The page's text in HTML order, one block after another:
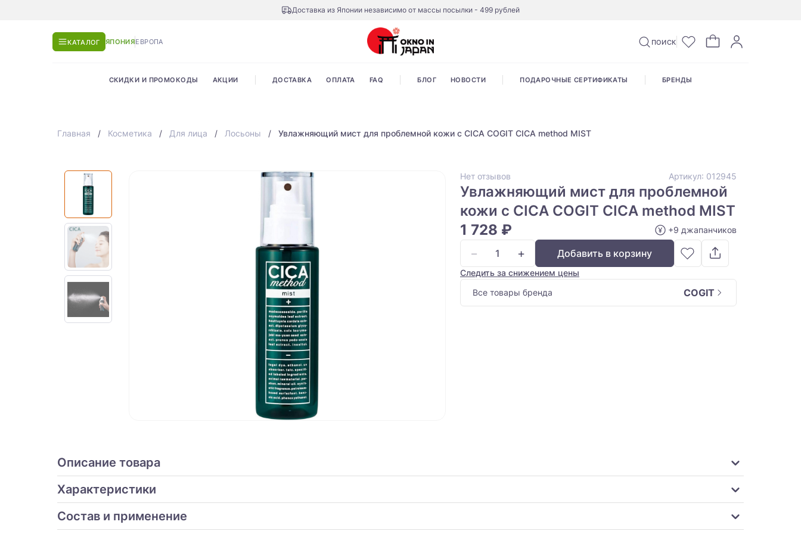
Доставка из Японии независимо от массы посылки - 499 рублей
КАТАЛОГ ЯПОНИЯЕВРОПА ПОИСК
СКИДКИ И ПРОМОКОДЫ АКЦИИ ДОСТАВКА ОПЛАТА FAQ БЛОГ НОВОСТИ ПОДАРОЧНЫЕ СЕРТИФИКАТЫ БРЕНДЫ
Главная Косметика Для лица Лосьоны Увлажняющий мист для проблемной кожи с CICA COGIT CICA method MIST
Нет отзывов Артикул: 012945
Увлажняющий мист для проблемной
кожи с CICA COGIT CICA method MIST
1 728 ₽
+9 джапанчиков
− + Добавить в корзину
Следить за снижением цены
Все товары бренда
COGIT
Описание товара
Характеристики
Состав и применение